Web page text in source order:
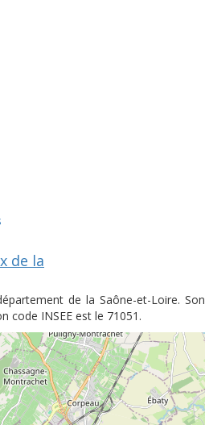
de la
de la Saône-et-Loire. Son
code INSEE est le 71051.